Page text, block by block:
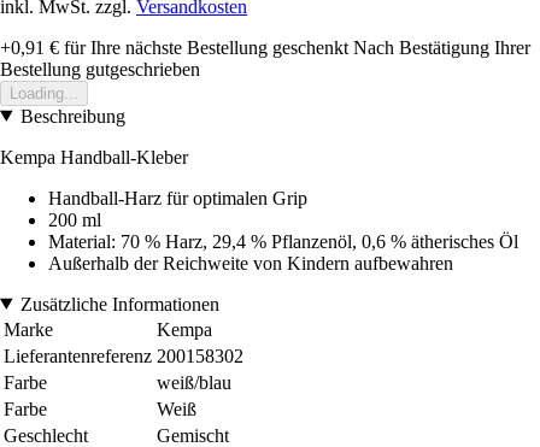
inkl. MwSt. zzgl. Versandkosten
+0,91 € für Ihre nächste Bestellung geschenkt Nach Bestätigung Ihrer
Bestellung gutgeschrieben
Loading...
Beschreibung
Kempa Handball-Kleber
Handball-Harz für optimalen Grip
200 ml
Material: 70 % Harz, 29,4 % Pflanzenöl, 0,6 % ätherisches Öl
Außerhalb der Reichweite von Kindern aufbewahren
Zusätzliche Informationen
Marke
Kempa
Lieferantenreferenz 200158302
Farbe
weiß/blau
Farbe
Weiß
Geschlecht
Gemischt